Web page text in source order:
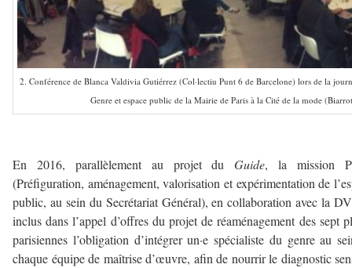
2. Conférence de Blanca Valdivia Gutiérrez (Col·lectiu Punt 6 de Barcelone) lors de la
Genre et espace public de la Mairie de Paris à la Cité de la mode
En 2016, parallèlement au projet duGuide, la mission
(Préfiguration, aménagement, valorisation et expérimentation de
public, au sein du Secrétariat Général), en collaboration avec la
inclus dans l’appel d’offres du projet de réaménagement des sept
parisiennes l’obligation d’intégrer un·e spécialiste du genre au
chaque équipe de maîtrise d’œuvre, afin de nourrir le diagnostic